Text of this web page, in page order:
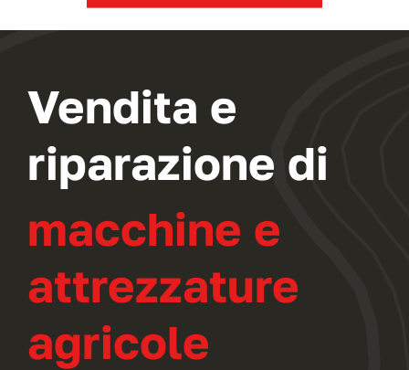
Vendita e
riparazione di
macchine e
attrezzature
agricole